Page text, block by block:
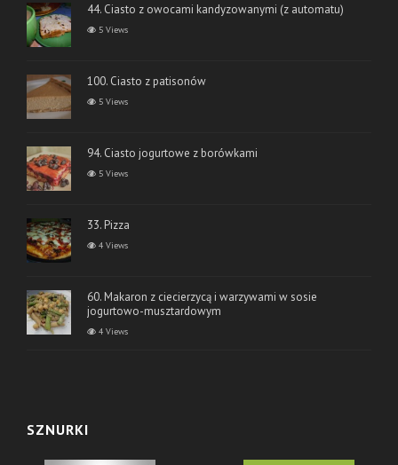
44. Ciasto z owocami kandyzowanymi (z automatu)
5 Views
100. Ciasto z patisonów
5 Views
94. Ciasto jogurtowe z borówkami
5 Views
33. Pizza
4 Views
60. Makaron z ciecierzycą i warzywami w sosie
jogurtowo-musztardowym
4 Views
SZNURKI